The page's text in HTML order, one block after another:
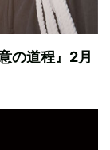
の道程』2月